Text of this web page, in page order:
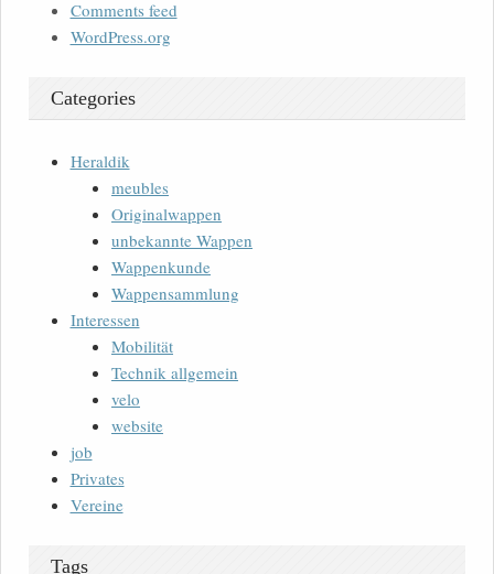
Comments feed
WordPress.org
Categories
Heraldik
meubles
Originalwappen
unbekannte Wappen
Wappenkunde
Wappensammlung
Interessen
Mobilität
Technik allgemein
velo
website
job
Privates
Vereine
Tags